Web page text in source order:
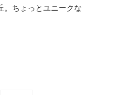
。ちょっとユニークな